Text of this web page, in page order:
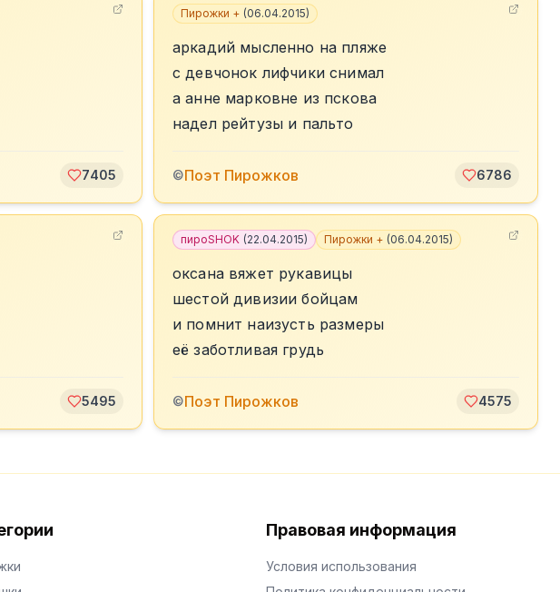
7405
Пирожки + (06.04.2015)
аркадий мысленно на пляже
с девчонок лифчики снимал
а анне марковне из пскова
надел рейтузы и пальто
©Поэт Пирожков 6786
5495
пироSHOK (22.04.2015) Пирожки + (06.04.2015)
оксана вяжет рукавицы
шестой дивизии бойцам
и помнит наизусть размеры
её заботливая грудь
©Поэт Пирожков 4575
Правовая информация
Условия использования